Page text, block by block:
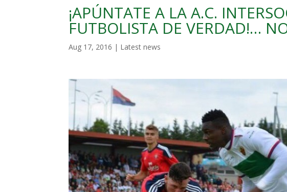
¡APÚNTATE A LA A.C.
FUTBOLISTA DE VERDAD!…
Aug 17, 2016 | Latest news